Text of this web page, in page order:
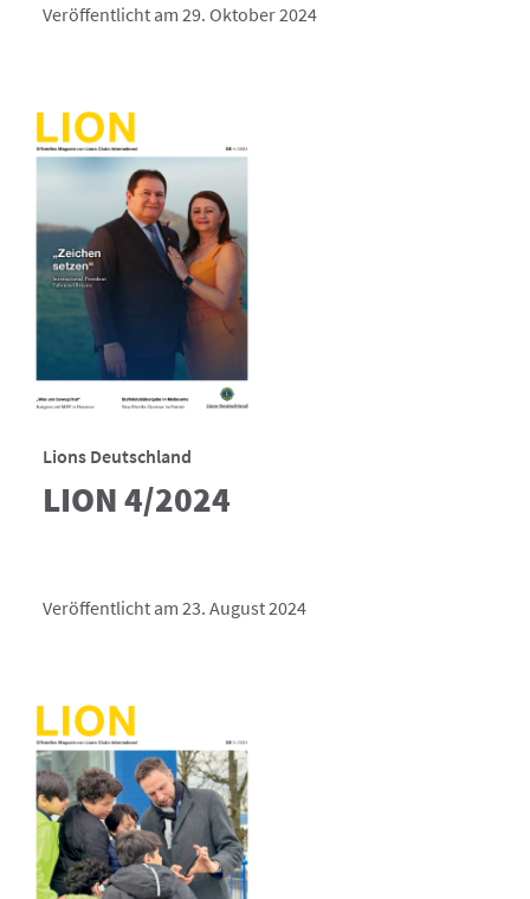
Veröffentlicht am 29. Oktober 2024
Lions Deutschland
LION 4/2024
Veröffentlicht am 23. August 2024